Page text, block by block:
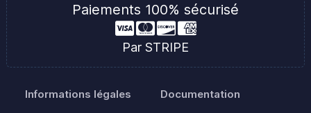
Paiements 100% sécurisé
Par STRIPE
Informations légales Documentation